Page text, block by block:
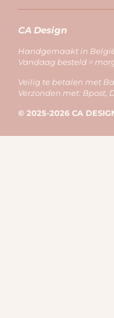
CA Design
Handgemaakt in
Vandaag besteld =
Veilig te betalen met
Verzonden met: Bpost,
© 2025-2026 CA